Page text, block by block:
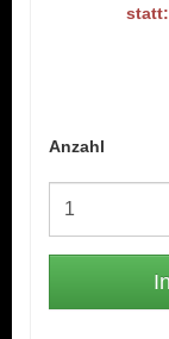
statt:
Anzahl